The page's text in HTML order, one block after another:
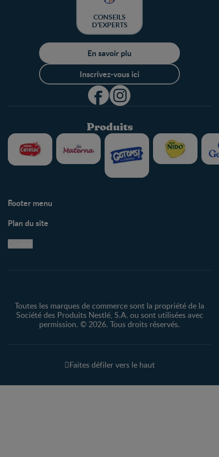
CONSEILS
D’EXPERTS
En savoir plu
Inscrivez-vous ici
Produits
Footer menu
Centre de soutien
Avis légaux
Protection des
Plan du site
Toutes les marques de commerce sont la propriété de la
Société des Produits Nestlé, S.A. ou sont utilisées avec
permission. © 2026. Tous droits réservés.
Faites défiler vers le haut